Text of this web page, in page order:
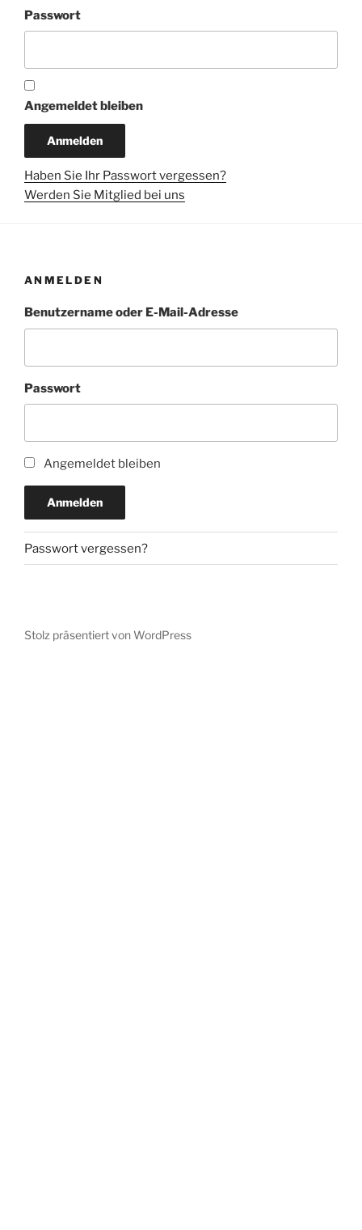
Passwort
Angemeldet bleiben
Haben Sie Ihr Passwort vergessen?
Werden Sie Mitglied bei uns
ANMELDEN
Benutzername oder E-Mail-Adresse
Passwort
Angemeldet bleiben
Anmelden
Passwort vergessen?
Stolz präsentiert von WordPress